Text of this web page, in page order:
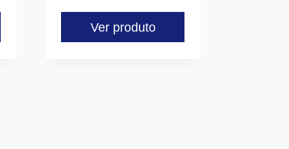
Ver produto